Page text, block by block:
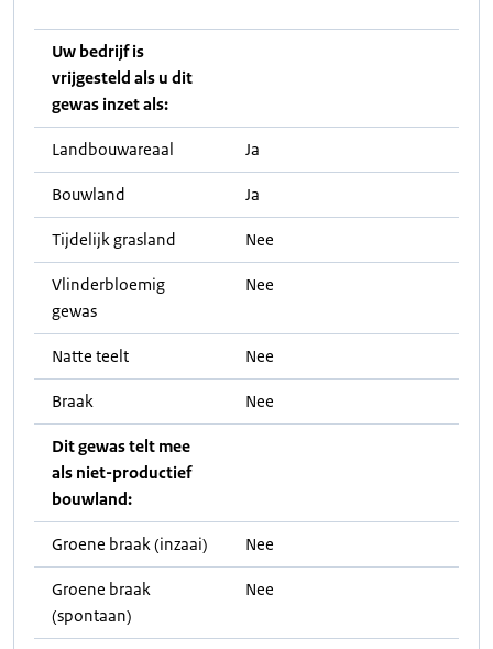
Uw bedrijf is
vrijgesteld als u dit
gewas inzet als:
Landbouwareaal Ja
Bouwland Ja
Tijdelijk grasland Nee
Vlinderbloemig
gewas
Nee
Natte teelt Nee
Braak Nee
Dit gewas telt mee
als niet-productief
bouwland:
Groene braak (inzaai) Nee
Groene braak
(spontaan)
Nee